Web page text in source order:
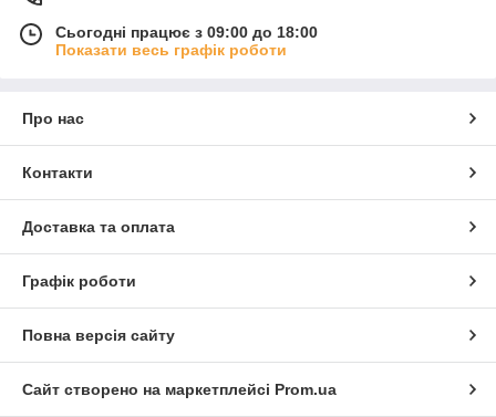
Сьогодні працює з 09:00 до 18:00
Показати весь графік роботи
Про нас
Контакти
Доставка та оплата
Графік роботи
Повна версія сайту
Сайт створено на маркетплейсі Prom.ua